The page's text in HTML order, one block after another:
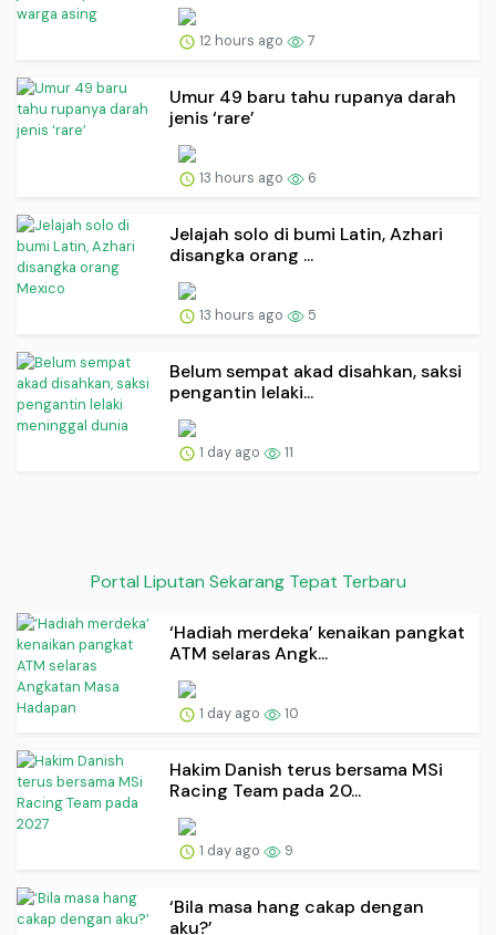
12 hours ago 7
Umur 49 baru tahu rupanya darah
jenis ‘rare’
13 hours ago 6
Jelajah solo di bumi Latin, Azhari
disangka orang ...
13 hours ago 5
Belum sempat akad disahkan, saksi
pengantin lelaki...
1 day ago 11
Portal Liputan Sekarang Tepat Terbaru
‘Hadiah merdeka’ kenaikan pangkat
ATM selaras Angk...
1 day ago 10
Hakim Danish terus bersama MSi
Racing Team pada 20...
1 day ago 9
‘Bila masa hang cakap dengan
aku?’